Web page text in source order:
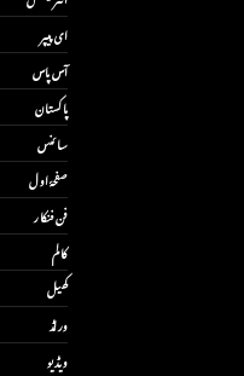
ای پیپر
آس پاس
پاکستان
سائنس
صفحۂ اول
فن فنکار
کالم
کھیل
ورلڈ
ویڈیو